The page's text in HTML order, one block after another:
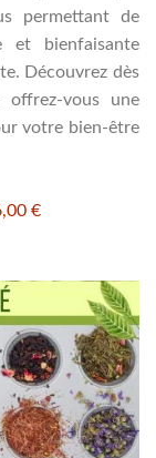
permettant de
et bienfaisante
Découvrez dès
vous une
votre bien-être
€